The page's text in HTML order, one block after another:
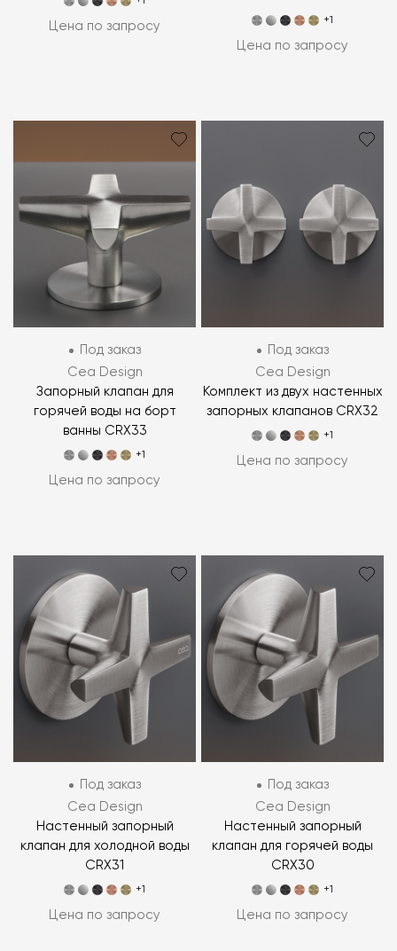
Цена по запросу +1
Цена по запросу
Под заказ
Cea Design
Запорный клапан для
горячей воды на борт
ванны CRX33
+1
Цена по запросу
Под заказ
Cea Design
Комплект из двух настенных
запорных клапанов CRX32
+1
Цена по запросу
Под заказ
Cea Design
Настенный запорный
клапан для холодной воды
CRX31
+1
Цена по запросу
Под заказ
Cea Design
Настенный запорный
клапан для горячей воды
CRX30
+1
Цена по запросу